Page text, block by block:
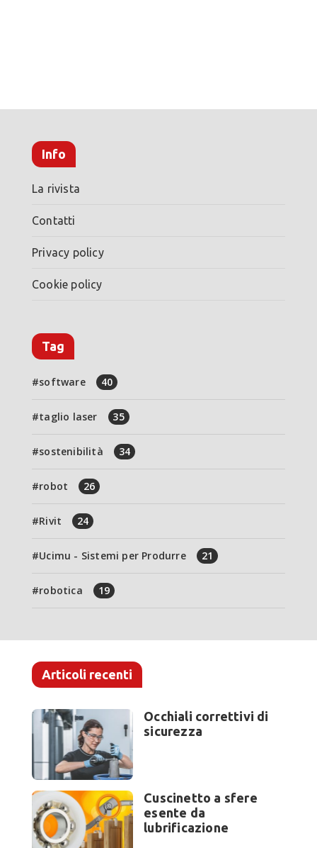
Info
La rivista
Contatti
Privacy policy
Cookie policy
Tag
software 40
taglio laser 35
sostenibilità 34
robot 26
Rivit 24
Ucimu - Sistemi per Produrre 21
robotica 19
Articoli recenti
Occhiali correttivi di
sicurezza
Cuscinetto a sfere
esente da
lubrificazione